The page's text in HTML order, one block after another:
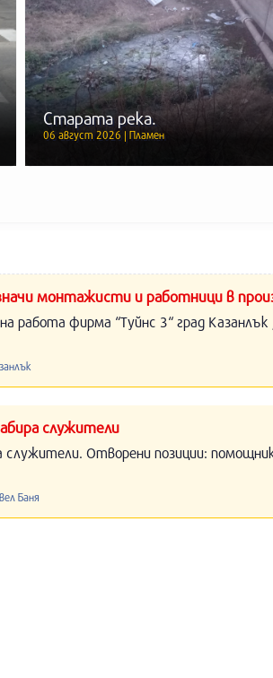
Старата река.
06 август 2026 | Пламен
монтажисти и работници в
работа фирма “Туйнс 3“ град
служители
Отворени позиции:
Баня